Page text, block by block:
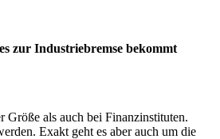
zur Industriebremse bekommt
Größe als auch bei Finanzinstituten.
Exakt geht es aber auch um die